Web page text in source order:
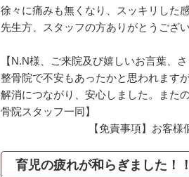
徐々に痛みも無くなり、スッキリした
先生方、スタッフの方ありがとうござい
【N.N様、ご来院及び嬉しいお言葉、
整骨院で不安もあったかと思われます
解消につながり、安心しました。また
骨院スタッフ一同】
【免責事項】お客
育児の疲れが和らぎました！！